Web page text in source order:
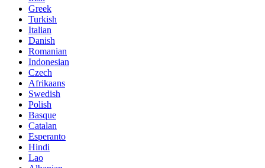
Greek
Turkish
Italian
Danish
Romanian
Indonesian
Czech
Afrikaans
Swedish
Polish
Basque
Catalan
Esperanto
Hindi
Lao